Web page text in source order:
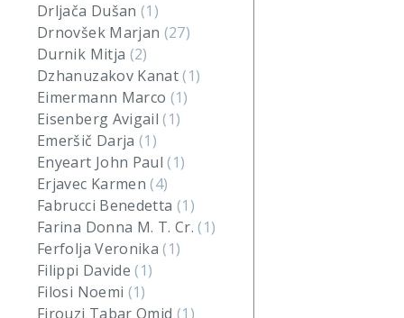
Drljača Dušan(1)
Drnovšek Marjan (27)
Durnik Mitja (2)
Dzhanuzakov Kanat(1)
Eimermann Marco (1)
Eisenberg Avigail(1)
Emeršič Darja(1)
Enyeart John Paul(1)
Erjavec Karmen(4)
Fabrucci Benedetta (1)
Farina Donna M. T. Cr.(1)
Ferfolja Veronika(1)
Filippi Davide(1)
Filosi Noemi (1)
Firouzi Tabar Omid (1)